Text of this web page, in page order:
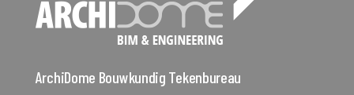
ArchiDome Bouwkundig Tekenbureau